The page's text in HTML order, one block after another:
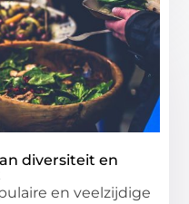
diversiteit en
en veelzijdige